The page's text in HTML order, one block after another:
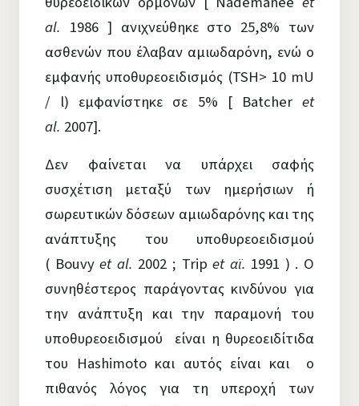
al. 1986 ] ανιχνεύθηκε στο 25,8% των
ασθενών που έλαβαν αμιωδαρόνη, ενώ ο
εμφανής υποθυρεοειδισμός (TSH> 10 mU
/ l) εμφανίστηκε σε 5% [ Batcher et
al. 2007].
Δεν φαίνεται να υπάρχει σαφής
συσχέτιση μεταξύ των ημερήσιων ή
σωρευτικών δόσεων αμιωδαρόνης και της
ανάπτυξης του υποθυρεοειδισμού
( Bouvyet al. 2002 ; Tripet αϊ. 1991 ) . Ο
συνηθέστερος παράγοντας κινδύνου για
την ανάπτυξη και την παραμονή του
υποθυρεοειδισμού είναι η θυρεοειδίτιδα
του Hashimoto και αυτός είναι και ο
πιθανός λόγος για τη υπεροχή των